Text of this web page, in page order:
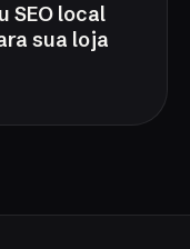
SEO local
sua loja